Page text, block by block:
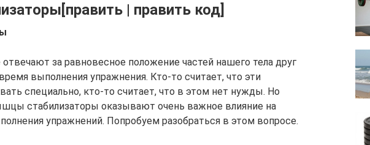
| править код]
за равновесное положение частей нашего тела друг
выполнения упражнения. Кто-то считает, что эти
специально, кто-то считает, что в этом нет нужды. Но
стабилизаторы оказывают очень важное влияние на
упражнений. Попробуем разобраться в этом вопросе.